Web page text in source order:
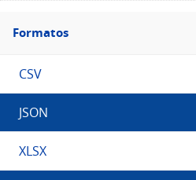
Filtro
Formatos
Formatos
CSV
JSON
XLSX